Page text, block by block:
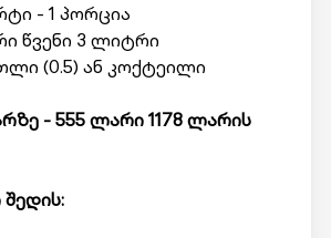
- 1 პორცია
წვენი 3 ლიტრი
(0.5) ან კოქტეილი
- 555 ლარი 1178 ლარის
შედის: